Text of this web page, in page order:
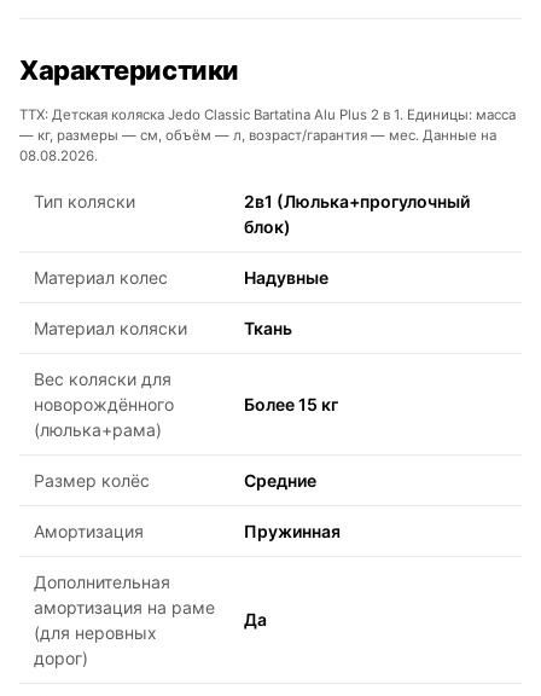
Характеристики
ТТХ: Детская коляска Jedo Classic Bartatina Alu Plus 2 в 1. Единицы: масса
— кг, размеры — см, объём — л, возраст/гарантия — мес. Данные на
08.08.2026.
Тип коляски
2в1 (Люлька+прогулочный
блок)
Материал колес Надувные
Материал коляски Ткань
Вес коляски для
новорождённого
(люлька+рама)
Более 15 кг
Размер колёс Средние
Амортизация Пружинная
Дополнительная
амортизация на раме
(для неровных
дорог)
Да